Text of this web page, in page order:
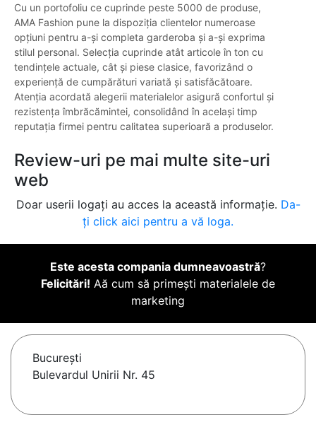
Cu un portofoliu ce cuprinde peste 5000 de produse,
AMA Fashion pune la dispoziția clientelor numeroase
opțiuni pentru a-și completa garderoba și a-și exprima
stilul personal. Selecția cuprinde atât articole în ton cu
tendințele actuale, cât și piese clasice, favorizând o
experiență de cumpărături variată și satisfăcătoare.
Atenția acordată alegerii materialelor asigură confortul și
rezistența îmbrăcămintei, consolidând în același timp
reputația firmei pentru calitatea superioară a produselor.
Review-uri pe mai multe site-uri
web
Doar userii logați au acces la această informație. Da-
ți click aici pentru a vă loga.
Este acesta compania dumneavoastră?
Felicitări! Aă cum să primești materialele de
marketing
Bucureşti
Bulevardul Unirii Nr. 45